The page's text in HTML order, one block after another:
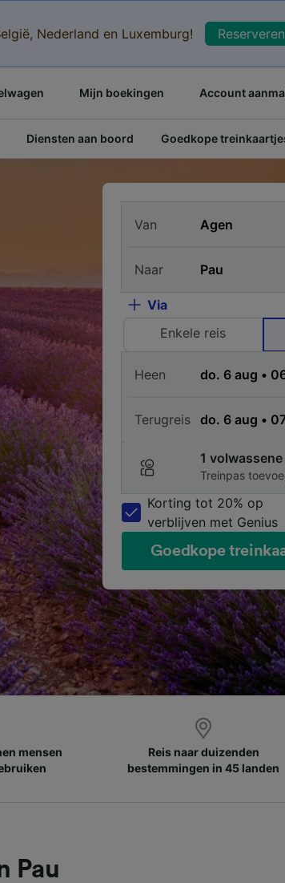
Nederland en Luxemburg! Reserveren
Mijn boekingen Account
Diensten aan boord Goedkope
Van
Naar
Via
Enkele reis
Heen
Terugreis
1
Treinpas
Korting tot 20% op
verblijven met Genius
Goedkope
mensen
Reis naar duizenden
bestemmingen in 45 landen
Pau